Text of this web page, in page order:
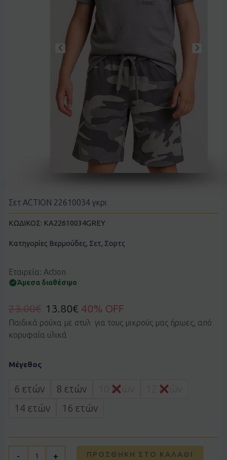
Σετ ACTION 22610034 γκρι
ΚΩΔΙΚΟΣ: KA22610034GREY
Κατηγορίες Βερμούδες, Σετ, Σορτς
Εταιρεία: Action
Άμεσα διαθέσιμο
23.00€ 13.80€ 40% OFF
Παιδικά ρούχα με στυλ για τους μικρούς μας ήρωες, από
κορυφαία υλικά
Μέγεθος
6 ετών 8 ετών 10 ετών
12 ετών
14 ετών
16 ετών
-
ACTION
γκρι
ποσότητα
+ ΠΡΟΣΘΉΚΗ ΣΤΟ ΚΑΛΆΘΙ